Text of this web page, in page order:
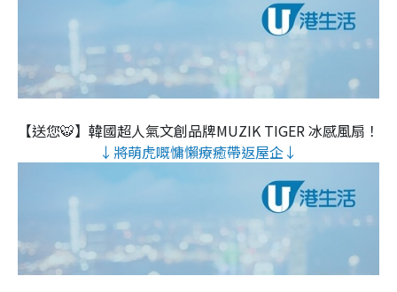
【送您🐯】韓國超人氣文創品牌MUZIK TIGER 冰感風扇！
↓將萌虎嘅慵懶療癒帶返屋企↓